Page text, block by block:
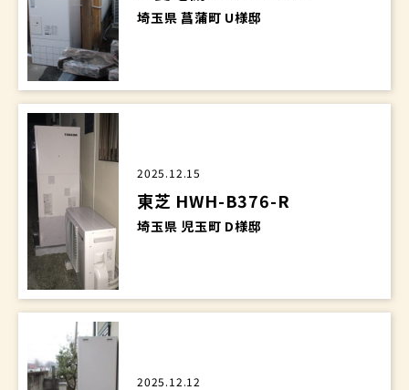
埼玉県 菖蒲町 U様邸
2025.12.15
東芝 HWH-B376-R
埼玉県 児玉町 D様邸
2025.12.12